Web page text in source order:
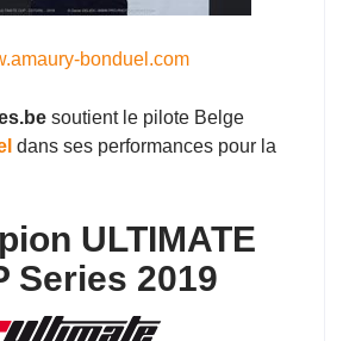
bonduel.com
soutient le pilote Belge
dans ses performances pour la
ULTIMATE
Series 2019